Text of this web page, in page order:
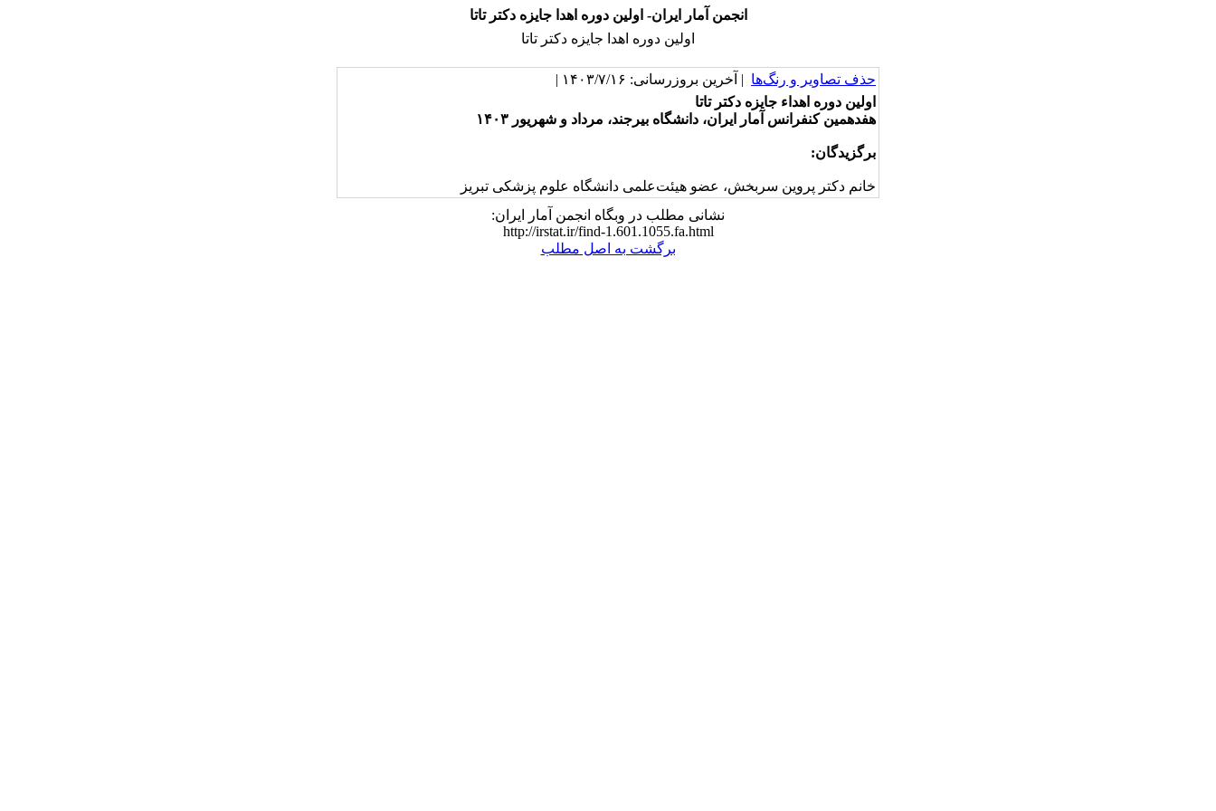
انجمن آمار ایران- اولین دوره اهدا جایزه دکتر تاتا
اولین دوره اهدا جایزه دکتر تاتا
حذف تصاویر و رنگ‌ها | آخرین بروزرسانی: ۱۴۰۳/۷/۱۶ |
اولین دوره اهداء جایزه دکتر تاتا
هفدهمین کنفرانس آمار ایران، دانشگاه بیرجند، مرداد و شهریور ۱۴۰۳
برگزیدگان:
خانم دکتر پروین سربخش، عضو هیئت‌علمی دانشگاه علوم پزشکی تبریز
نشانی مطلب در وبگاه انجمن آمار ایران:
http://irstat.ir/find-1.601.1055.fa.html
برگشت به اصل مطلب